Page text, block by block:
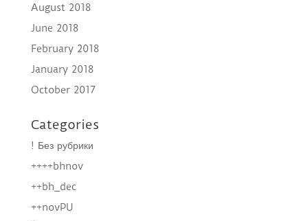
August 2018
June 2018
February 2018
January 2018
October 2017
Categories
! Без рубрики
++++bhnov
++bh_dec
++novPU